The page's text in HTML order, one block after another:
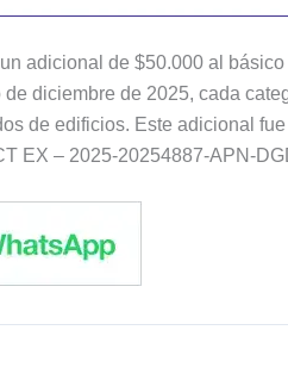
adicional de $50.000 al básico
diciembre de 2025, cada
de edificios. Este adicional
EX – 2025-20254887-APN-